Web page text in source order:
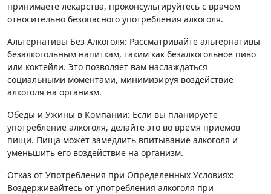
принимаете лекарства, проконсультируйтесь с врачом
относительно безопасного употребления алкоголя.
Альтернативы Без Алкоголя: Рассматривайте альтернативы
безалкогольным напиткам, таким как безалкогольное пиво
или коктейли. Это позволяет вам наслаждаться
социальными моментами, минимизируя воздействие
алкоголя на организм.
Обеды и Ужины в Компании: Если вы планируете
употребление алкоголя, делайте это во время приемов
пищи. Пища может замедлить впитывание алкоголя и
уменьшить его воздействие на организм.
Отказ от Употребления при Определенных Условиях:
Воздерживайтесь от употребления алкоголя при